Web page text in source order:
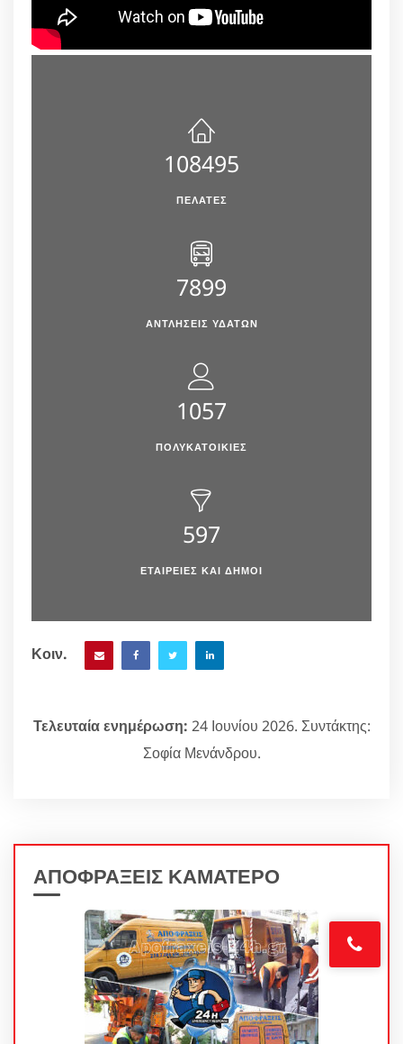
108495
ΠΕΛΆΤΕΣ
7899
ΑΝΤΛΉΣΕΙΣ ΥΔΆΤΩΝ
1057
ΠΟΛΥΚΑΤΟΙΚΙΕΣ
597
ΕΤΑΙΡΕΙΕΣ ΚΑΙ ΔΗΜΟΙ
Κοιν.
Τελευταία ενημέρωση: 24 Ιουνίου 2026. Συντάκτης:
Σοφία Μενάνδρου.
ΑΠΟΦΡΑΞΕΙΣ ΚΑΜΑΤΕΡΟ